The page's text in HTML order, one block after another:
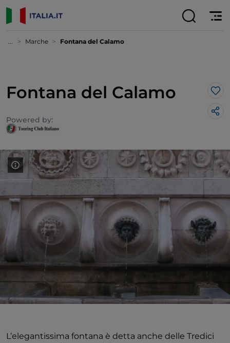
... Marche Fontana del Calamo
Fontana del Calamo
Powered by:
L’elegantissima fontana è detta anche delle Tredici